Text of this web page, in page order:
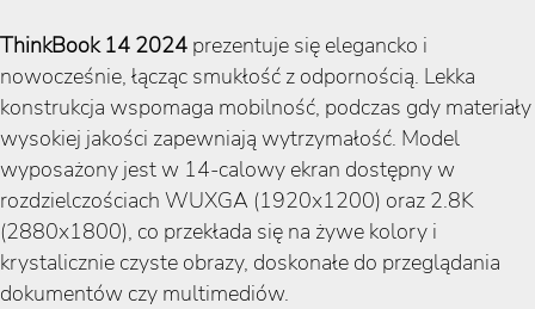
ThinkBook 14 2024 prezentuje się elegancko i
nowocześnie, łącząc smukłość z odpornością. Lekka
konstrukcja wspomaga mobilność, podczas gdy materiały
wysokiej jakości zapewniają wytrzymałość. Model
wyposażony jest w 14-calowy ekran dostępny w
rozdzielczościach WUXGA (1920x1200) oraz 2.8K
(2880x1800), co przekłada się na żywe kolory i
krystalicznie czyste obrazy, doskonałe do przeglądania
dokumentów czy multimediów.